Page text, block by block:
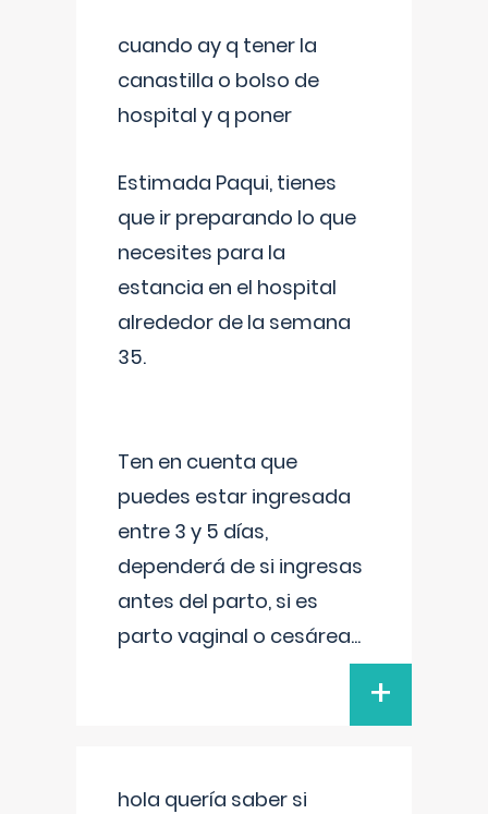
cuando ay q tener la
canastilla o bolso de
hospital y q poner
Estimada Paqui, tienes
que ir preparando lo que
necesites para la
estancia en el hospital
alrededor de la semana
35.
Ten en cuenta que
puedes estar ingresada
entre 3 y 5 días,
dependerá de si ingresas
antes del parto, si es
parto vaginal o cesárea...
+
hola quería saber si